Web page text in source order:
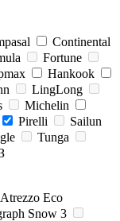
Continental
Fortune
Hankook
LingLong
Michelin
Pirelli
Sailun
Tunga
Atrezzo Eco
Snow 3